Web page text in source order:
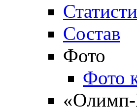
Состав
Фото
Фото
«Олимп-